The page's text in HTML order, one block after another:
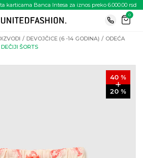
karticama Banca Intesa za iznos preko 6.000.00 rsd
0
DEVOJČICE (6 -14 GODINA)
ODEĆA
ŠORTS
40 %
20 %